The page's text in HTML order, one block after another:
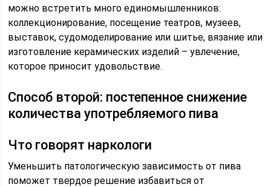
можно встретить много единомышленников:
коллекционирование, посещение театров, музеев,
выставок, судомоделирование или шитье, вязание или
изготовление керамических изделий – увлечение,
которое приносит удовольствие.
Способ второй: постепенное снижение
количества употребляемого пива
Что говорят наркологи
Уменьшить патологическую зависимость от пива
поможет твердое решение избавиться от